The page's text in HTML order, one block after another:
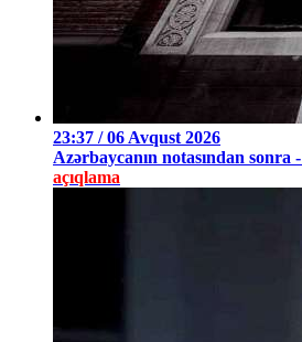
23:37 / 06 Avqust 2026
Azərbaycanın notasından sonra -
açıqlama